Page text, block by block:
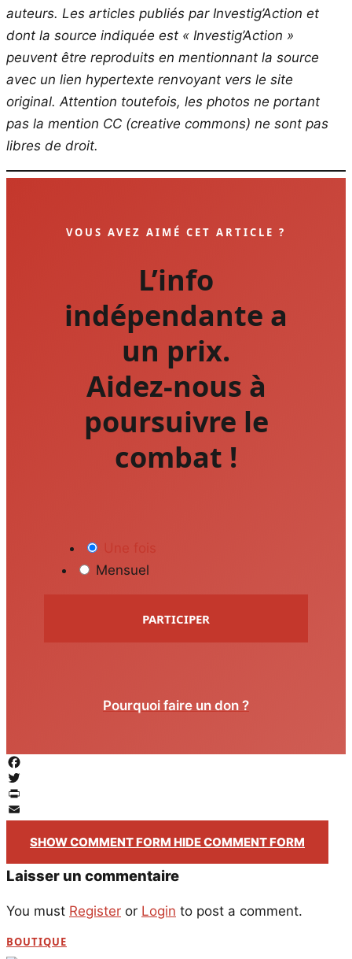
auteurs. Les articles publiés par Investig’Action et
dont la source indiquée est « Investig’Action »
peuvent être reproduits en mentionnant la source
avec un lien hypertexte renvoyant vers le site
original. Attention toutefois, les photos ne portant
pas la mention CC (creative commons) ne sont pas
libres de droit.
VOUS AVEZ AIMÉ CET ARTICLE ?
L’info
indépendante a
un prix.
Aidez-nous à
poursuivre le
combat !
Mensuel
PARTICIPER
Pourquoi faire un don ?
Facebook
Twitter
PrintFriendly
Email
SHOW COMMENT FORM HIDE COMMENT FORM
Laisser un commentaire
You must Register or Login to post a comment.
BOUTIQUE